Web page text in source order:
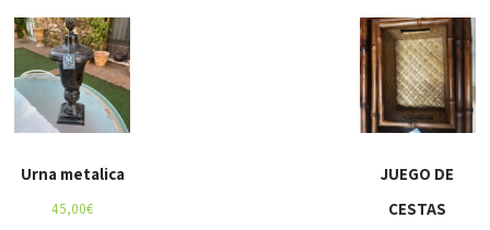
Urna metalica
45,00€
JUEGO DE
CESTAS